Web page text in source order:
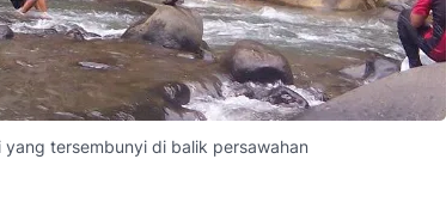
yang tersembunyi di balik persawahan